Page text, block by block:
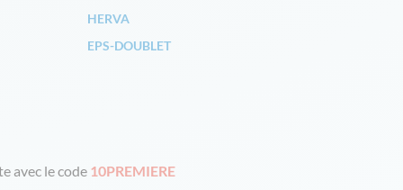
HERVA
EPS-DOUBLET
avec le code 10PREMIERE